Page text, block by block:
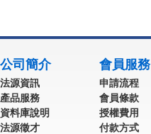
公司簡介
法源資訊
產品服務
資料庫說明
法源徵才
會員服務
申請流程
會員條款
授權費用
付款方式